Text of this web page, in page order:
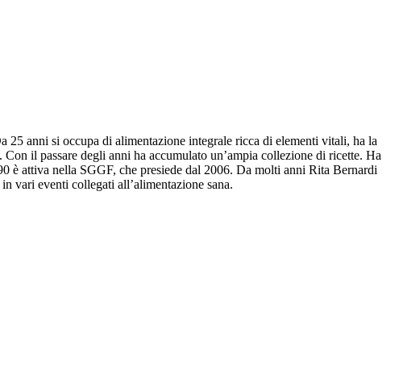
anni si occupa di alimentazione integrale ricca di elementi vitali, ha la
il passare degli anni ha accumulato un’ampia collezione di ricette. Ha
è attiva nella SGGF, che presiede dal 2006. Da molti anni Rita Bernardi
vari eventi collegati all’alimentazione sana.